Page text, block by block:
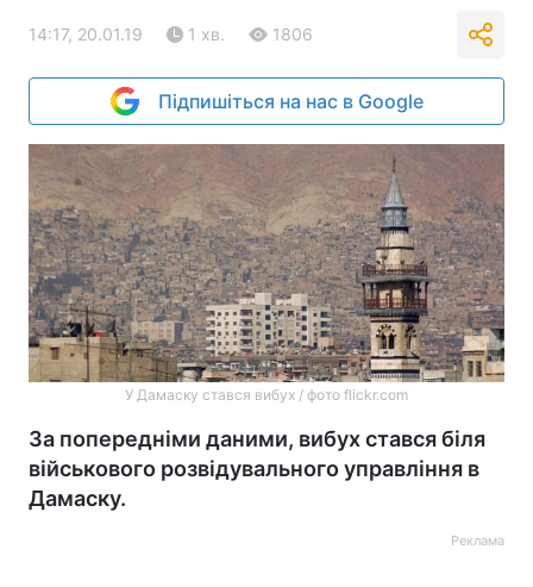
14:17, 20.01.19 1 хв. 1806
Підпишіться на нас в Google
У Дамаску стався вибух / фото flickr.com
За попередніми даними, вибух стався біля
військового розвідувального управління в
Дамаску.
Реклама